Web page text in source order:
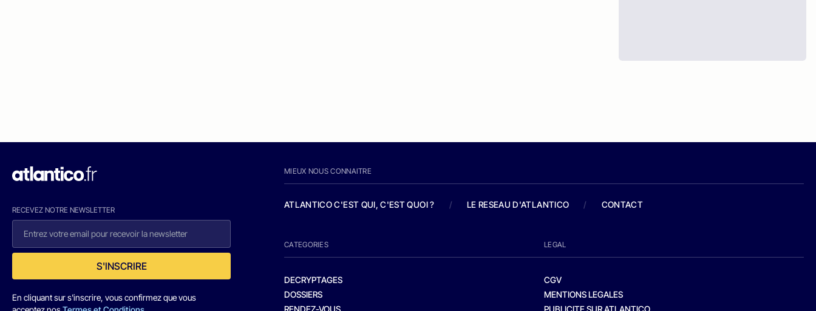
RECEVEZ NOTRE NEWSLETTER
S'INSCRIRE
En cliquant sur s'inscrire, vous confirmez que vous
MIEUX NOUS CONNAITRE
ATLANTICO C'EST QUI, C'EST QUOI ? / LE RESEAU D'ATLANTICO / CONTACT
CATEGORIES
DECRYPTAGES
DOSSIERS
RENDEZ-VOUS
LEGAL
CGV
MENTIONS LEGALES
PUBLICITE SUR ATLANTICO